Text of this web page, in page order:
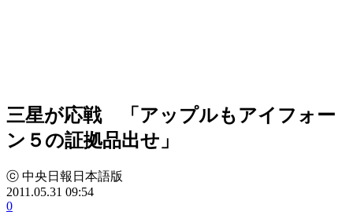
三星が応戦 「アップルもアイフォー
ン５の証拠品出せ」
ⓒ 中央日報日本語版
2011.05.31 09:54
0